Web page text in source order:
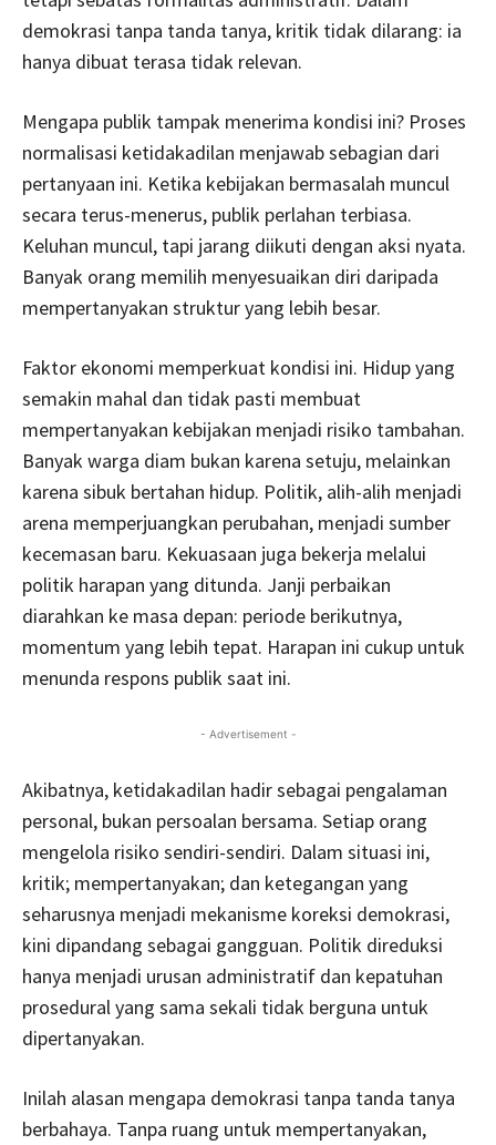
demokrasi tanpa tanda tanya, kritik tidak dilarang: ia
hanya dibuat terasa tidak relevan.
Mengapa publik tampak menerima kondisi ini? Proses
normalisasi ketidakadilan menjawab sebagian dari
pertanyaan ini. Ketika kebijakan bermasalah muncul
secara terus-menerus, publik perlahan terbiasa.
Keluhan muncul, tapi jarang diikuti dengan aksi nyata.
Banyak orang memilih menyesuaikan diri daripada
mempertanyakan struktur yang lebih besar.
Faktor ekonomi memperkuat kondisi ini. Hidup yang
semakin mahal dan tidak pasti membuat
mempertanyakan kebijakan menjadi risiko tambahan.
Banyak warga diam bukan karena setuju, melainkan
karena sibuk bertahan hidup. Politik, alih-alih menjadi
arena memperjuangkan perubahan, menjadi sumber
kecemasan baru. Kekuasaan juga bekerja melalui
politik harapan yang ditunda. Janji perbaikan
diarahkan ke masa depan: periode berikutnya,
momentum yang lebih tepat. Harapan ini cukup untuk
menunda respons publik saat ini.
- Advertisement -
Akibatnya, ketidakadilan hadir sebagai pengalaman
personal, bukan persoalan bersama. Setiap orang
mengelola risiko sendiri-sendiri. Dalam situasi ini,
kritik; mempertanyakan; dan ketegangan yang
seharusnya menjadi mekanisme koreksi demokrasi,
kini dipandang sebagai gangguan. Politik direduksi
hanya menjadi urusan administratif dan kepatuhan
prosedural yang sama sekali tidak berguna untuk
dipertanyakan.
Inilah alasan mengapa demokrasi tanpa tanda tanya
berbahaya. Tanpa ruang untuk mempertanyakan,